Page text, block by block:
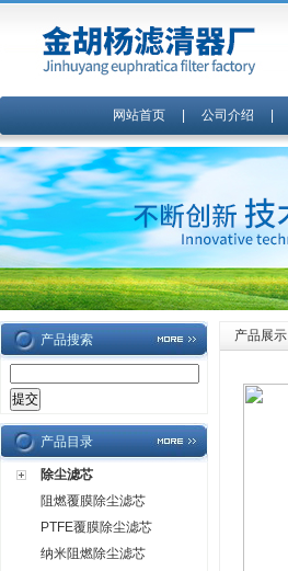
网站首页| 公司介绍
产品搜索
产品目录
除尘滤芯
阻燃覆膜除尘滤芯
PTFE覆膜除尘滤芯
纳米阻燃除尘滤芯
产品展示